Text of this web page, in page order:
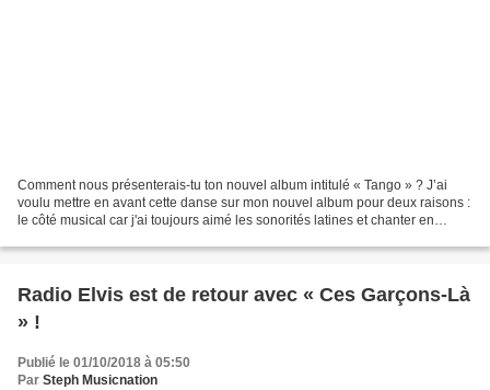
Comment nous présenterais-tu ton nouvel album intitulé « Tango » ? J’ai
voulu mettre en avant cette danse sur mon nouvel album pour deux raisons :
le côté musical car j'ai toujours aimé les sonorités latines et chanter en
Radio Elvis est de retour avec « Ces Garçons-Là
» !
Publié le 01/10/2018 à 05:50
Par Steph Musicnation